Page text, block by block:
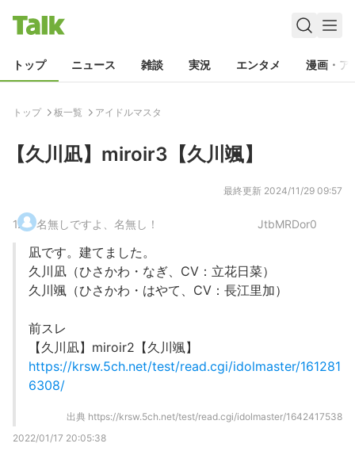
トップ ニュース 雑談 実況 エンタメ 漫画・ア
トップ 板一覧 アイドルマスタ
【久川凪】miroir3【久川颯】
最終更新 2024/11/29 09:57
1. 名無しですよ、名無し！ JtbMRDor0
凪です。建てました。
久川凪（ひさかわ・なぎ、CV：立花日菜）
久川颯（ひさかわ・はやて、CV：長江里加）
前スレ
【久川凪】miroir2【久川颯】
https://krsw.5ch.net/test/read.cgi/idolmaster/161281
6308/
出典 https://krsw.5ch.net/test/read.cgi/idolmaster/1642417538
2022/01/17 20:05:38